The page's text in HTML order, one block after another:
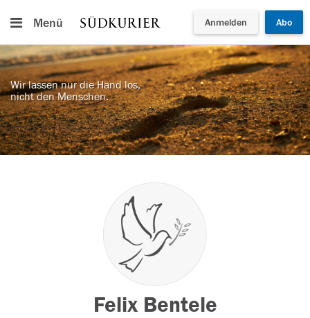
Menü Anmelden Abo
Wir lassen nur die Hand los,
nicht den Menschen.
Felix Bentele